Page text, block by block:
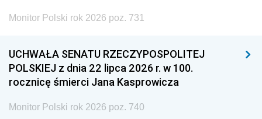
Monitor Polski rok 2026 poz. 731
UCHWAŁA SENATU RZECZYPOSPOLITEJ
POLSKIEJ z dnia 22 lipca 2026 r. w 100.
rocznicę śmierci Jana Kasprowicza
Monitor Polski rok 2026 poz. 740